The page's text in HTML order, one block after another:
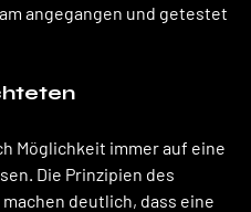
angegangen und getestet
Möglichkeit immer auf eine
Die Prinzipien des
deutlich, dass eine